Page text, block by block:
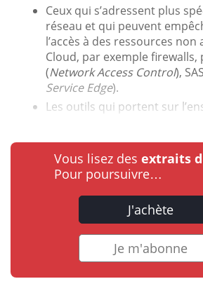
Ceux qui s’adressent plus
réseau et qui peuvent
l’accès à des ressources
Cloud, par exemple firewalls,
(Network Access Control),
Service Edge).
Les outils qui portent sur
Vous lisez des extraits
Pour poursuivre…
J'achète
Je m'abonne